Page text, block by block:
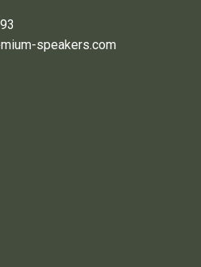
speakers.com